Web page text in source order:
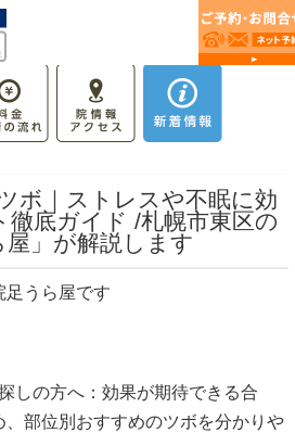
ボ｜ストレスや不眠に効
徹底ガイド /札幌市東区の
」が解説します
足うら屋です
しの方へ：効果が期待できる合
部位別おすすめのツボを分かりや